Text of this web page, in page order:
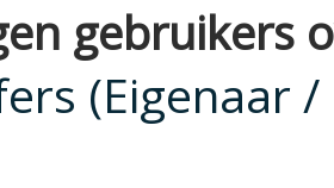
gebruikers
(Eigenaar